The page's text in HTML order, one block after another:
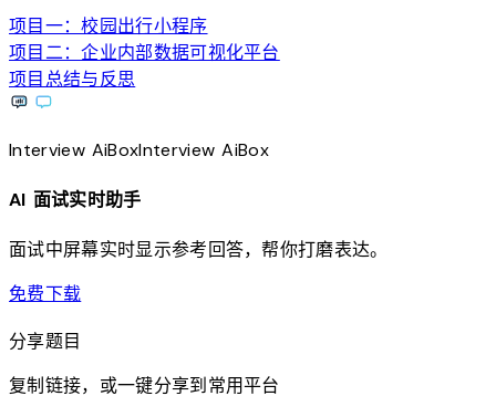
项目一：校园出行小程序
项目二：企业内部数据可视化平台
项目总结与反思
Interview AiBoxInterviewAiBox
AI 面试实时助手
面试中屏幕实时显示参考回答，帮你打磨表达。
免费下载download
分享题目
复制链接，或一键分享到常用平台